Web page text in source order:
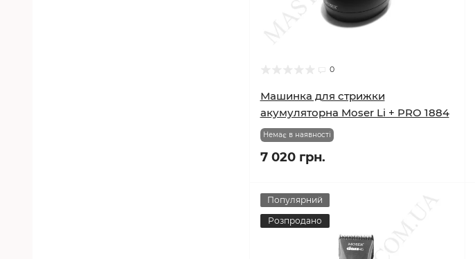
0
Машинка для стрижки
акумуляторна Moser Li + PRO 1884
Немає в наявності
7 020 грн.
Популярний
Розпродано